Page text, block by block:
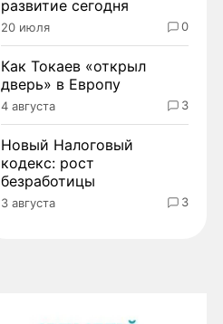
развитие сегодня
20 июля 0
Как Токаев «открыл
дверь» в Европу
4 августа 3
Новый Налоговый
кодекс: рост
безработицы
3 августа 3